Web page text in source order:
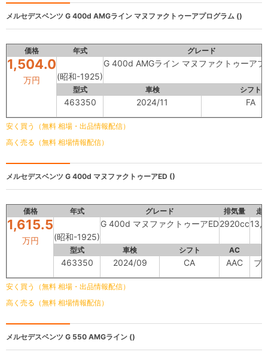
メルセデスベンツ G 400d AMGライン マヌファクトゥーアプログラム ()
価格 年式 グレード
1,504.0
万円 (昭和-1925)
G 400d AMGライン マヌファクトゥーアプ
型式 車検 シフト
463350 2024/11 FA
安く買う（無料 相場・出品情報配信）
高く売る（無料 相場情報配信）
メルセデスベンツ G 400d マヌファクトゥーアED ()
価格 年式 グレード 排気量 走
1,615.5
万円 (昭和-1925)
G 400d マヌファクトゥーアED2920cc
型式 車検 シフト AC
463350 2024/09 CA AAC ブ
安く買う（無料 相場・出品情報配信）
高く売る（無料 相場情報配信）
メルセデスベンツ G 550 AMGライン ()